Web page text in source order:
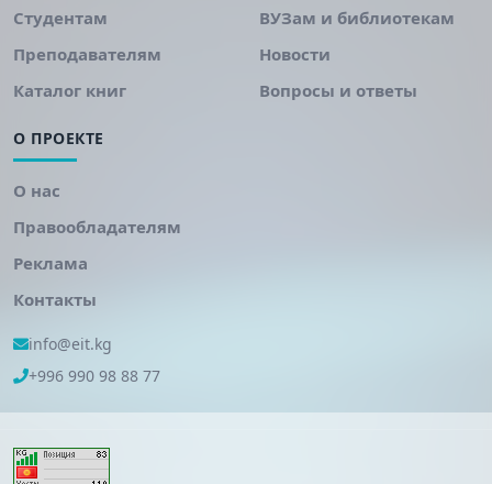
Студентам
Преподавателям
Каталог книг
ВУЗам и библиотекам
Новости
Вопросы и ответы
О ПРОЕКТЕ
О нас
Правообладателям
Реклама
Контакты
info@eit.kg
+996 990 98 88 77